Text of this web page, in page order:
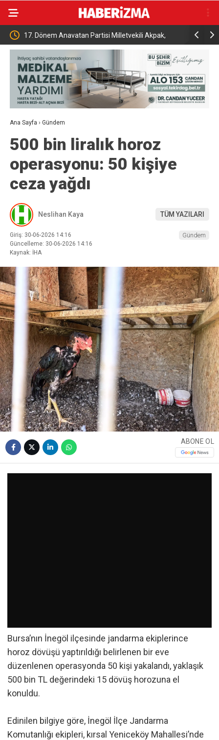
17. Dönem Anavatan Partisi Milletvekili Akpak,
toprağa verildi
Tutuklu
açıklama
Ana Sayfa › Gündem
500 bin liralık horoz
operasyonu: 50 kişiye
ceza yağdı
Neslihan Kaya TÜM YAZILARI
Giriş: 30-06-2026 14:16
Güncelleme: 30-06-2026 14:16
Kaynak: İHA
Gündem
ABONE OL
Bursa’nın İnegöl ilçesinde jandarma ekiplerince
horoz dövüşü yaptırıldığı belirlenen bir eve
düzenlenen operasyonda 50 kişi yakalandı, yaklaşık
500 bin TL değerindeki 15 dövüş horozuna el
konuldu.
Edinilen bilgiye göre, İnegöl İlçe Jandarma
Komutanlığı ekipleri, kırsal Yeniceköy Mahallesi’nde